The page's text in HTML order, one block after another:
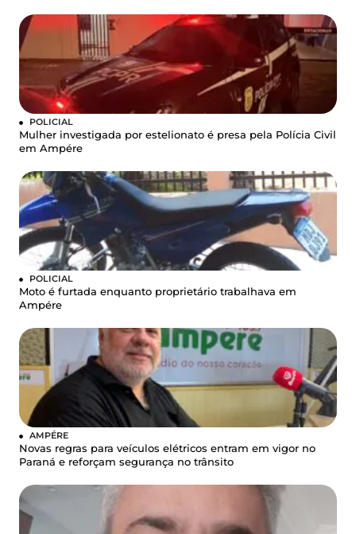
POLICIAL
Mulher investigada por estelionato é presa pela Polícia Civil
em Ampére
POLICIAL
Moto é furtada enquanto proprietário trabalhava em
Ampére
AMPÉRE
Novas regras para veículos elétricos entram em vigor no
Paraná e reforçam segurança no trânsito